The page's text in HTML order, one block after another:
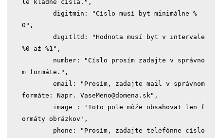
lé kladné císla.",
0",
%0 až %1",
m formáte.",
formáte: Napr. VaseMeno@domena.sk",
ormáty obrázkov',